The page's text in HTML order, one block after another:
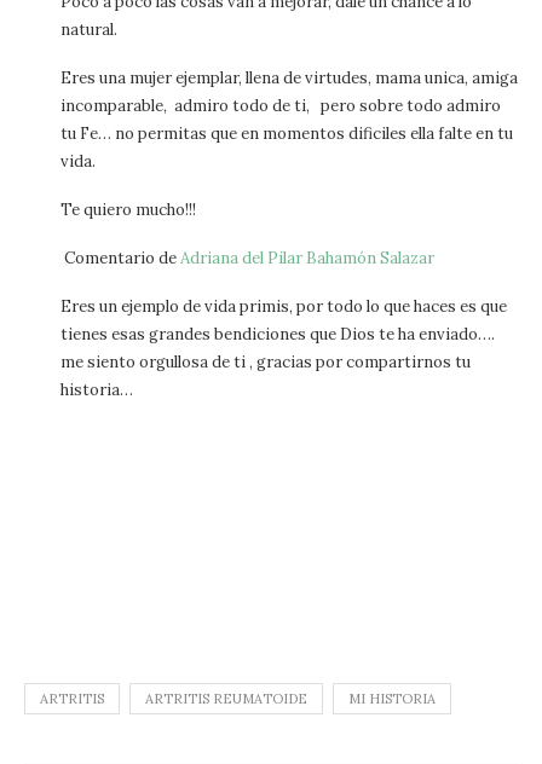
natural.
Eres una mujer ejemplar, llena de virtudes, mama unica, amiga
incomparable, admiro todo de ti, pero sobre todo admiro
tu Fe… no permitas que en momentos dificiles ella falte en tu
vida.
Te quiero mucho!!!
Comentario deAdriana del Pilar Bahamón Salazar
Eres un ejemplo de vida primis, por todo lo que haces es que
tienes esas grandes bendiciones que Dios te ha enviado….
me siento orgullosa de ti , gracias por compartirnos tu
historia…
ARTRITIS ARTRITIS REUMATOIDE MI HISTORIA